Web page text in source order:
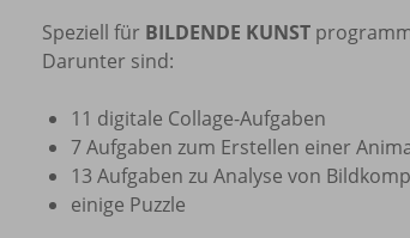
Speziell für BILDENDE KUNST
Darunter sind:
11 digitale Collage-Aufgaben
7 Aufgaben zum Erstellen einer
13 Aufgaben zu Analyse von
einige Puzzle